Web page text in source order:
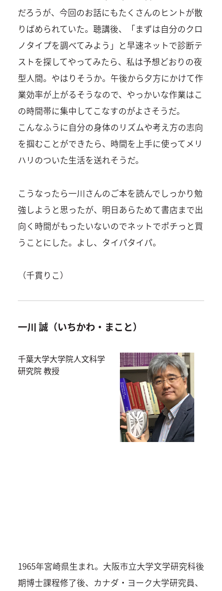
だろうが、今回のお話にもたくさんのヒントが散
りばめられていた。聴講後、「まずは自分のクロ
ノタイプを調べてみよう」と早速ネットで診断テ
ストを探してやってみたら、私は予想どおりの夜
型人間。やはりそうか。午後から夕方にかけて作
業効率が上がるそうなので、やっかいな作業はこ
の時間帯に集中してこなすのがよさそうだ。
こんなふうに自分の身体のリズムや考え方の志向
を掴むことができたら、時間を上手に使ってメリ
ハリのついた生活を送れそうだ。
こうなったら一川さんのご本を読んでしっかり勉
強しようと思ったが、明日あらためて書店まで出
向く時間がもったいないのでネットでポチっと買
うことにした。よし、タイパタイパ。
（千貫りこ）
一川 誠（いちかわ・まこと）
千葉大学大学院人文科学
研究院 教授
1965年宮崎県生まれ。大阪市立大学文学研究科後
期博士課程修了後、カナダ・ヨーク大学研究員、